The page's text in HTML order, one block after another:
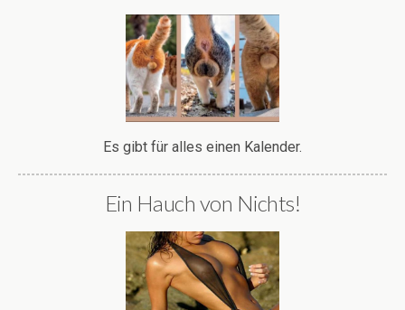
Es gibt für alles einen Kalender.
Ein Hauch von Nichts!